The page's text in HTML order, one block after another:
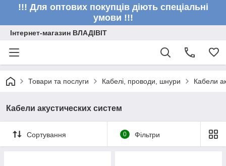
!!! Для оптових покупців діють спеціальні
умови !!!
Інтернет-магазин ВЛАДІВІТ
Товари та послуги Кабелі, проводи, шнури Кабели
Кабели акустических систем
Сортування 0 Фільтри